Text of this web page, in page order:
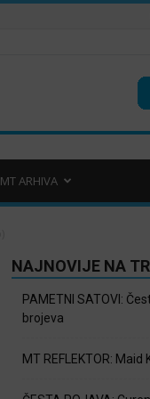
MT ARHIVA
NAJNOVIJE NA
PAMETNI SATOVI:
brojeva
MT REFLEKTOR: Maid